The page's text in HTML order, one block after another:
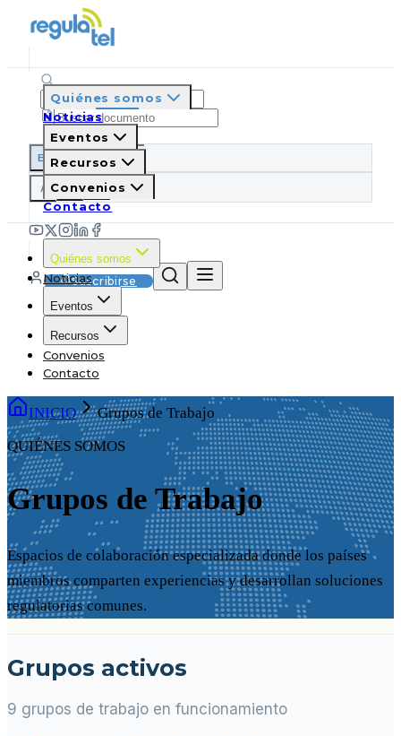
ES IT
A A A
Suscribirse
Quiénes somos
Noticias
Eventos
Recursos
Convenios
Contacto
Quiénes somos
Noticias
Eventos
Recursos
Convenios
Contacto
INICIO
Grupos de Trabajo
QUIÉNES SOMOS
Grupos de Trabajo
Espacios de colaboración especializada donde los países
miembros comparten experiencias y desarrollan soluciones
regulatorias comunes.
Grupos activos
9 grupos de trabajo en funcionamiento